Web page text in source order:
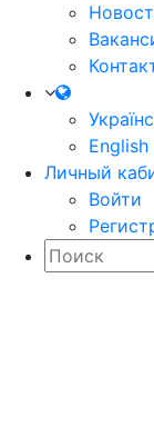
English
Личный
Войти